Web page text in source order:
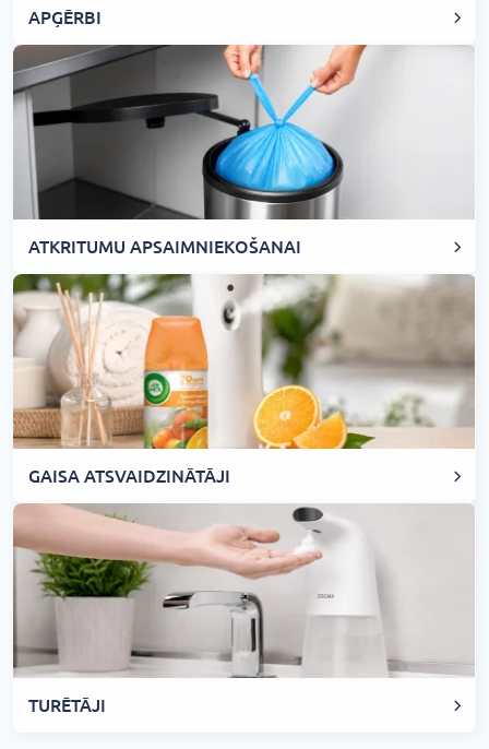
APĢĒRBI
ATKRITUMU APSAIMNIEKOŠANAI
GAISA ATSVAIDZINĀTĀJI
TURĒTĀJI